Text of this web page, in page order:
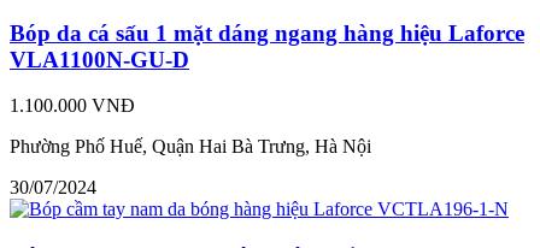
Bóp da cá sấu 1 mặt dáng ngang hàng hiệu Laforce
VLA1100N-GU-D
1.100.000 VNĐ
Phường Phố Huế, Quận Hai Bà Trưng, Hà Nội
30/07/2024